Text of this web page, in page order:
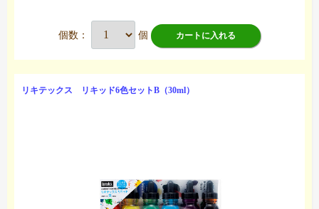
個数： 個 カートに入れる
リキテックス リキッド6色セットB（30ml）